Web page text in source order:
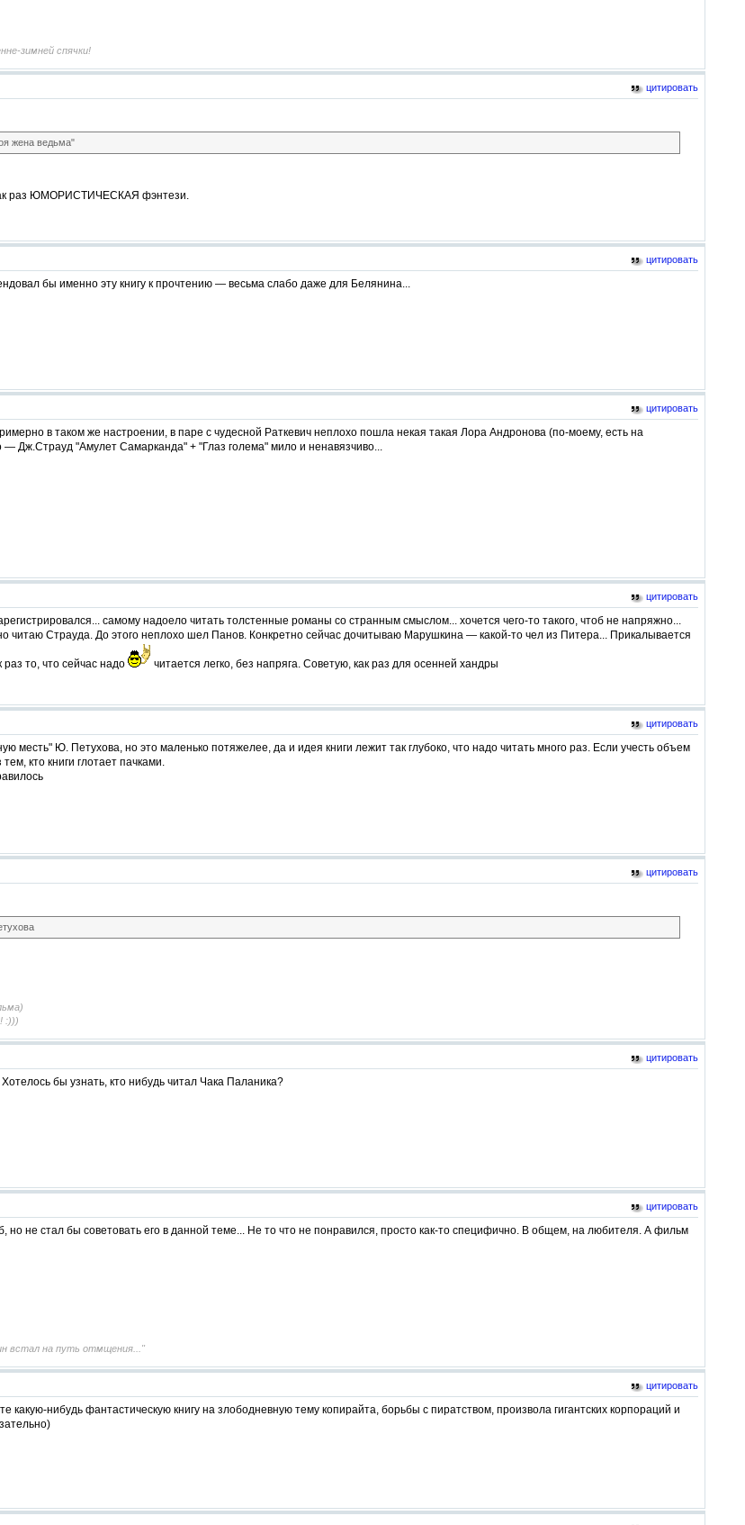
зимней спячки!
цитировать
жена ведьма"
раз ЮМОРИСТИЧЕСКАЯ фэнтези.
цитировать
бы именно эту книгу к прочтению — весьма слабо даже для Белянина...
цитировать
в таком же настроении, в паре с чудесной Раткевич неплохо пошла некая такая Лора Андронова (по-моему, есть на
— Дж.Страуд "Амулет Самарканда" + "Глаз голема" мило и ненавязчиво...
цитировать
самому надоело читать толстенные романы со странным смыслом... хочется чего-то такого, чтоб не напряжно...
читаю Страуда. До этого неплохо шел Панов. Конкретно сейчас дочитываю Марушкина — какой-то чел из Питера... Прикалывается
раз то, что сейчас надо читается легко, без напряга. Советую, как раз для осенней хандры
цитировать
месть" Ю. Петухова, но это маленько потяжелее, да и идея книги лежит так глубоко, что надо читать много раз. Если учесть объем
кто книги глотает пачками.
цитировать
:)))
цитировать
бы узнать, кто нибудь читал Чака Паланика?
цитировать
но не стал бы советовать его в данной теме... Не то что не понравился, просто как-то специфично. В общем, на любителя. А фильм
встал на путь отмщения..."
цитировать
какую-нибудь фантастическую книгу на злободневную тему копирайта, борьбы с пиратством, произвола гигантских корпораций и